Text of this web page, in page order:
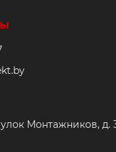
Монтажников, д.